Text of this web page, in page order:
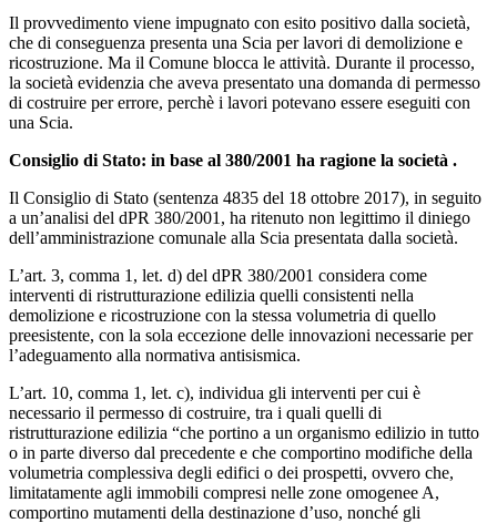
Il provvedimento viene impugnato con esito positivo dalla società,
che di conseguenza presenta una Scia per lavori di demolizione e
ricostruzione. Ma il Comune blocca le attività. Durante il processo,
la società evidenzia che aveva presentato una domanda di permesso
di costruire per errore, perchè i lavori potevano essere eseguiti con
una Scia.
Consiglio di Stato: in base al 380/2001 ha ragione la società .
Il Consiglio di Stato (sentenza 4835 del 18 ottobre 2017), in seguito
a un’analisi del dPR 380/2001, ha ritenuto non legittimo il diniego
dell’amministrazione comunale alla Scia presentata dalla società.
L’art. 3, comma 1, let. d) del dPR 380/2001 considera come
interventi di ristrutturazione edilizia quelli consistenti nella
demolizione e ricostruzione con la stessa volumetria di quello
preesistente, con la sola eccezione delle innovazioni necessarie per
l’adeguamento alla normativa antisismica.
L’art. 10, comma 1, let. c), individua gli interventi per cui è
necessario il permesso di costruire, tra i quali quelli di
ristrutturazione edilizia “che portino a un organismo edilizio in tutto
o in parte diverso dal precedente e che comportino modifiche della
volumetria complessiva degli edifici o dei prospetti, ovvero che,
limitatamente agli immobili compresi nelle zone omogenee A,
comportino mutamenti della destinazione d’uso, nonché gli